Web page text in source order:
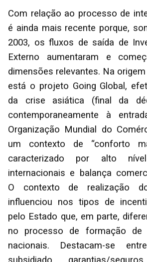
Com relação ao processo de
é ainda mais recente porque,
2003, os fluxos de saída de
Externo aumentaram e
dimensões relevantes. Na
está o projeto Going Global,
da crise asiática (final da
contemporaneamente à
Organização Mundial do
um contexto de “conforto
caracterizado por alto
internacionais e balança
O contexto de realização
influenciou nos tipos de
pelo Estado que, em parte,
no processo de formação de
nacionais. Destacam-se